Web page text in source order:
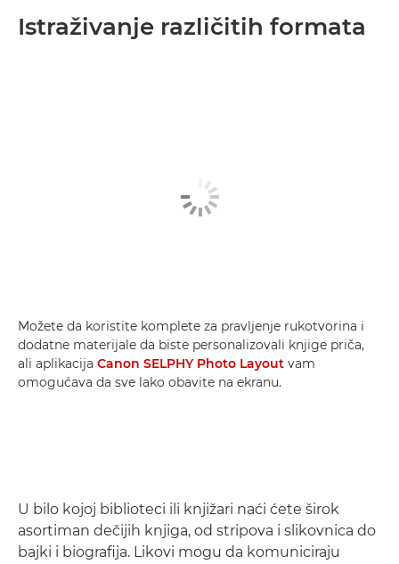
Istraživanje različitih formata
Možete da koristite komplete za pravljenje rukotvorina i
dodatne materijale da biste personalizovali knjige priča,
ali aplikacija Canon SELPHY Photo Layout vam
omogućava da sve lako obavite na ekranu.
U bilo kojoj biblioteci ili knjižari naći ćete širok
asortiman dečijih knjiga, od stripova i slikovnica do
bajki i biografija. Likovi mogu da komuniciraju